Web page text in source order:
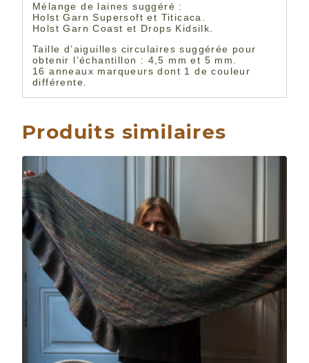
Mélange de laines suggéré :
Holst Garn Supersoft et Titicaca.
Holst Garn Coast et Drops Kidsilk.
Taille d’aiguilles circulaires suggérée pour
obtenir l’échantillon : 4,5 mm et 5 mm.
16 anneaux marqueurs dont 1 de couleur
différente.
Produits similaires